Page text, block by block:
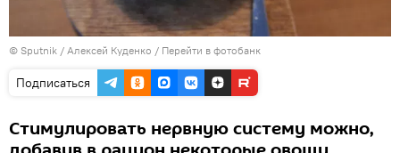
© Sputnik / Алексей Куденко / Перейти в фотобанк
Подписаться
Стимулировать нервную систему можно,